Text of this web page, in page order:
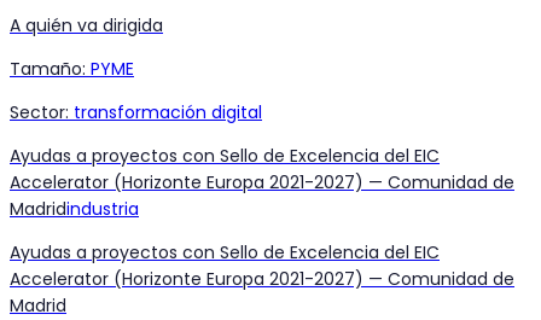
A quién va dirigida
Tamaño: PYME
Sector: transformación digital
Ayudas a proyectos con Sello de Excelencia del EIC
Accelerator (Horizonte Europa 2021-2027) — Comunidad de
Madridindustria
Ayudas a proyectos con Sello de Excelencia del EIC
Accelerator (Horizonte Europa 2021-2027) — Comunidad de
Madrid